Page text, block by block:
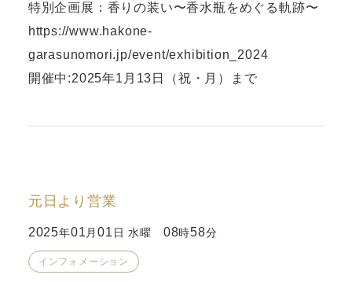
特別企画展：香りの装い〜香水瓶をめぐる軌跡〜
https://www.hakone-
garasunomori.jp/event/exhibition_2024
開催中:2025年1月13日（祝・月）まで
元日より営業
2025年01 月01 日 水曜 08時58分
インフォメーション